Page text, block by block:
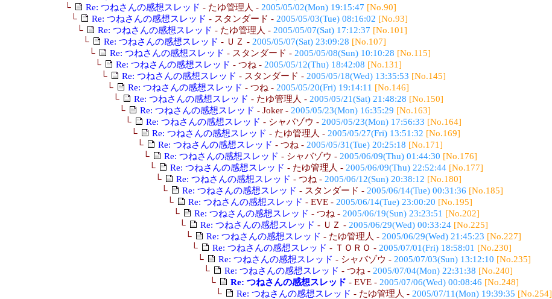
└
Re: つねさんの感想スレッド - たゆ管理人 - 2005/05/02(Mon) 19:15:47 [No.90]
└
Re: つねさんの感想スレッド - スタンダード - 2005/05/03(Tue) 08:16:02 [No.93]
└
Re: つねさんの感想スレッド - たゆ管理人 - 2005/05/07(Sat) 17:12:37 [No.101]
└
Re: つねさんの感想スレッド - ＵＺ - 2005/05/07(Sat) 23:09:28 [No.107]
└
Re: つねさんの感想スレッド - スタンダード - 2005/05/08(Sun) 10:10:28 [No.115]
└
Re: つねさんの感想スレッド - つね - 2005/05/12(Thu) 18:42:08 [No.131]
└
Re: つねさんの感想スレッド - スタンダード - 2005/05/18(Wed) 13:35:53 [No.145]
└
Re: つねさんの感想スレッド - つね - 2005/05/20(Fri) 19:14:11 [No.146]
└
Re: つねさんの感想スレッド - たゆ管理人 - 2005/05/21(Sat) 21:48:28 [No.150]
└
Re: つねさんの感想スレッド - Joker - 2005/05/23(Mon) 16:35:29 [No.163]
└
Re: つねさんの感想スレッド - シャバゾウ - 2005/05/23(Mon) 17:56:33 [No.164]
└
Re: つねさんの感想スレッド - たゆ管理人 - 2005/05/27(Fri) 13:51:32 [No.169]
└
Re: つねさんの感想スレッド - つね - 2005/05/31(Tue) 20:25:18 [No.171]
└
Re: つねさんの感想スレッド - シャバゾウ - 2005/06/09(Thu) 01:44:30 [No.176]
└
Re: つねさんの感想スレッド - たゆ管理人 - 2005/06/09(Thu) 22:52:44 [No.177]
└
Re: つねさんの感想スレッド - つね - 2005/06/12(Sun) 20:38:12 [No.180]
└
Re: つねさんの感想スレッド - スタンダード - 2005/06/14(Tue) 00:31:36 [No.185]
└
Re: つねさんの感想スレッド - EVE - 2005/06/14(Tue) 23:00:20 [No.195]
└
Re: つねさんの感想スレッド - つね - 2005/06/19(Sun) 23:23:51 [No.202]
└
Re: つねさんの感想スレッド - ＵＺ - 2005/06/29(Wed) 00:33:24 [No.225]
└
Re: つねさんの感想スレッド - たゆ管理人 - 2005/06/29(Wed) 21:45:23 [No.227]
└
Re: つねさんの感想スレッド - ＴＯＲＯ - 2005/07/01(Fri) 18:58:01 [No.230]
└
Re: つねさんの感想スレッド - シャバゾウ - 2005/07/03(Sun) 13:12:10 [No.235]
└
Re: つねさんの感想スレッド - つね - 2005/07/04(Mon) 22:31:38 [No.240]
└
Re: つねさんの感想スレッド - EVE - 2005/07/06(Wed) 00:08:46 [No.248]
└
Re: つねさんの感想スレッド - たゆ管理人 - 2005/07/11(Mon) 19:39:35 [No.254]